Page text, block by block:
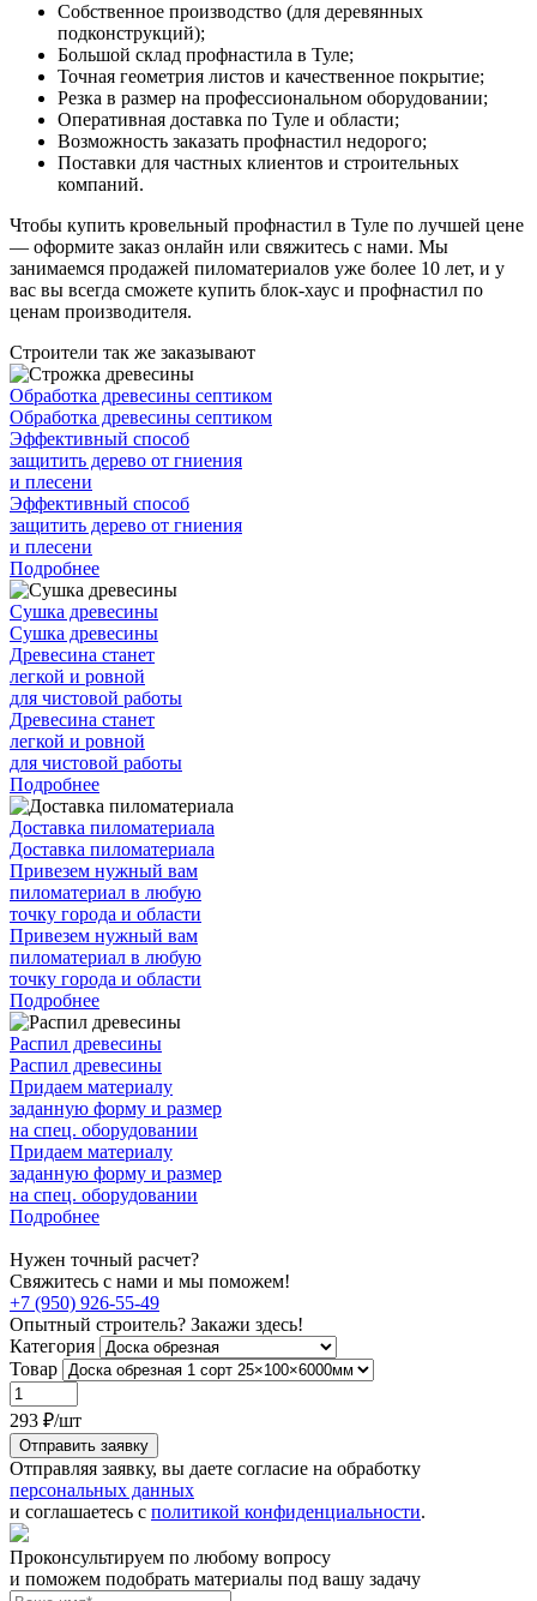
Собственное производство (для деревянных
подконструкций);
Большой склад профнастила в Туле;
Точная геометрия листов и качественное покрытие;
Резка в размер на профессиональном оборудовании;
Оперативная доставка по Туле и области;
Возможность заказать профнастил недорого;
Поставки для частных клиентов и строительных
компаний.
Чтобы купить кровельный профнастил в Туле по лучшей цене
— оформите заказ онлайн или свяжитесь с нами. Мы
занимаемся продажей пиломатериалов уже более 10 лет, и у
вас вы всегда сможете купить блок-хаус и профнастил по
ценам производителя.
Строители так же заказывают
Обработка древесины септиком
Обработка древесины септиком
Эффективный способ
защитить дерево от гниения
и плесени
Эффективный способ
защитить дерево от гниения
и плесени
Подробнее
Сушка древесины
Сушка древесины
Древесина станет
легкой и ровной
для чистовой работы
Древесина станет
легкой и ровной
для чистовой работы
Подробнее
Доставка пиломатериала
Доставка пиломатериала
Привезем нужный вам
пиломатериал в любую
точку города и области
Привезем нужный вам
пиломатериал в любую
точку города и области
Подробнее
Распил древесины
Распил древесины
Придаем материалу
заданную форму и размер
на спец. оборудовании
Придаем материалу
заданную форму и размер
на спец. оборудовании
Подробнее
Нужен точный расчет?
Свяжитесь с нами и мы поможем!
+7 (950) 926-55-49
Опытный строитель? Закажи здесь!
Категория
Товар
293 ₽/шт
Отправить заявку
Отправляя заявку, вы даете согласие на обработку
персональных данных
и соглашаетесь с политикой конфиденциальности.
Проконсультируем по любому вопросу
и поможем подобрать материалы под вашу задачу